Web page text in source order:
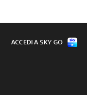
ACCEDI A SKY GO